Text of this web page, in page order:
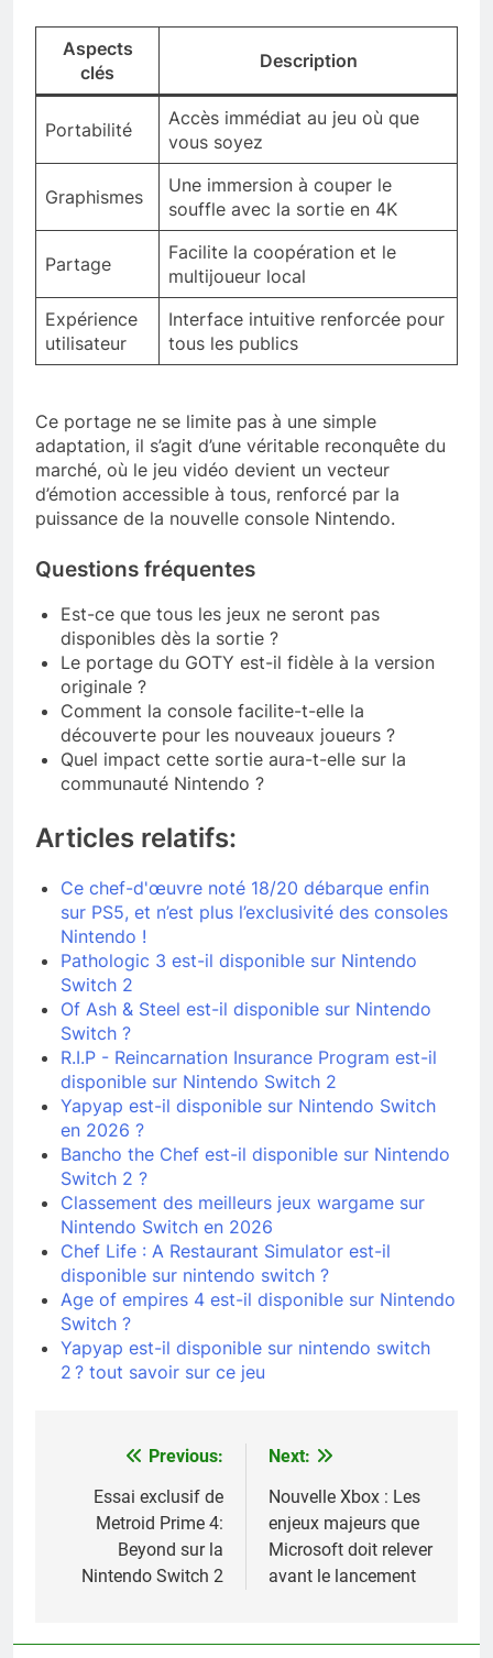
Aspects
clés
Description
Portabilité
Accès immédiat au jeu où que
vous soyez
Graphismes
Une immersion à couper le
souffle avec la sortie en 4K
Partage
Facilite la coopération et le
multijoueur local
Expérience
utilisateur
Interface intuitive renforcée pour
tous les publics
Ce portage ne se limite pas à une simple
adaptation, il s’agit d’une véritable reconquête du
marché, où le jeu vidéo devient un vecteur
d’émotion accessible à tous, renforcé par la
puissance de la nouvelle console Nintendo.
Questions fréquentes
Est-ce que tous les jeux ne seront pas
disponibles dès la sortie ?
Le portage du GOTY est-il fidèle à la version
originale ?
Comment la console facilite-t-elle la
découverte pour les nouveaux joueurs ?
Quel impact cette sortie aura-t-elle sur la
communauté Nintendo ?
Articles relatifs:
Ce chef-d'œuvre noté 18/20 débarque enfin
sur PS5, et n’est plus l’exclusivité des consoles
Nintendo !
Pathologic 3 est-il disponible sur Nintendo
Switch 2
Of Ash & Steel est-il disponible sur Nintendo
Switch ?
R.I.P - Reincarnation Insurance Program est-il
disponible sur Nintendo Switch 2
Yapyap est-il disponible sur Nintendo Switch
en 2026 ?
Bancho the Chef est-il disponible sur Nintendo
Switch 2 ?
Classement des meilleurs jeux wargame sur
Nintendo Switch en 2026
Chef Life : A Restaurant Simulator est-il
disponible sur nintendo switch ?
Age of empires 4 est-il disponible sur Nintendo
Switch ?
Yapyap est-il disponible sur nintendo switch
2 ? tout savoir sur ce jeu
Navigation
l’article
Previous:
Essai exclusif de
Metroid Prime 4:
Beyond sur la
Nintendo Switch 2
Next:
Nouvelle Xbox : Les
enjeux majeurs que
Microsoft doit relever
avant le lancement